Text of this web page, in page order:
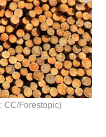
CC/Forestopic)